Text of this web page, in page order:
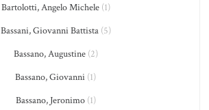
Bartolotti, Angelo Michele(1)
Bassani, Giovanni Battista(5)
Bassano, Augustine(2)
Bassano, Giovanni (1)
Bassano, Jeronimo(1)